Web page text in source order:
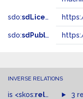
sdo:sdLicense
sdo:sdPublisher
INVERSE RELATIONS
is <skos:related > of3